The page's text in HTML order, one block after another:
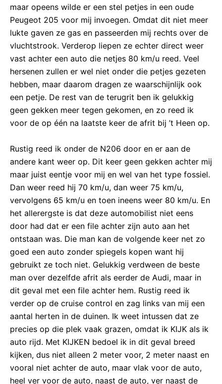
maar opeens wilde er een stel petjes in een oude
Peugeot 205 voor mij invoegen. Omdat dit niet meer
lukte gaven ze gas en passeerden mij rechts over de
vluchtstrook. Verderop liepen ze echter direct weer
vast achter een auto die netjes 80 km/u reed. Veel
hersenen zullen er wel niet onder die petjes gezeten
hebben, maar daarom dragen ze waarschijnlijk ook
een petje. De rest van de terugrit ben ik gelukkig
geen gekken meer tegen gekomen, en zo reed ik
voor de op één na laatste keer de afrit bij ’t Heen op.
Rustig reed ik onder de N206 door en er aan de
andere kant weer op. Dit keer geen gekken achter mij
maar juist eentje voor mij en wel van het type fossiel.
Dan weer reed hij 70 km/u, dan weer 75 km/u,
vervolgens 65 km/u en toen ineens weer 80 km/u. En
het allerergste is dat deze automobilist niet eens
door had dat er een file achter zijn auto aan het
ontstaan was. Die man kan de volgende keer net zo
goed een auto zonder spiegels kopen want hij
gebruikt ze toch niet. Gelukkig verdween de beste
man over dezelfde afrit als eerder de Audi, maar in
dit geval met een file achter hem. Rustig reed ik
verder op de cruise control en zag links van mij een
aantal herten in de duinen. Ik weet intussen dat ze
precies op die plek vaak grazen, omdat ik KIJK als ik
auto rijd. Met KIJKEN bedoel ik in dit geval breed
kijken, dus niet alleen 2 meter voor, 2 meter naast en
vooral niet achter de auto, maar vlak voor de auto,
heel ver voor de auto, naast de auto, ver naast de